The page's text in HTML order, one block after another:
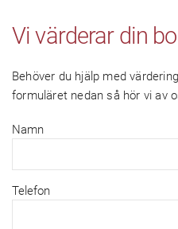
Vi värderar din
Behöver du hjälp med
formuläret nedan så hör vi av
Namn
Telefon